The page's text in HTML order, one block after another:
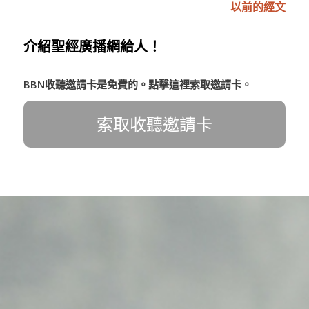
以前的經文
介紹聖經廣播網給人！
BBN收聽邀請卡是免費的。點擊這裡索取邀請卡。
索取收聽邀請卡